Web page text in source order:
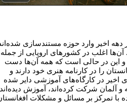
دهه اخیر وارد حوزه مستندسازی
اغلب در کشورهای اروپایی از جمله
و این در حالی است که همه آن‌ها دست
را در کارنامه هنری خود دارند و
اخیر در کارگاه‌های آموزشی دایر شده
آلمان شرکت کرده‌اند، آموزش دیده‌اند
با تمرکز بر مسائل و مشکلات